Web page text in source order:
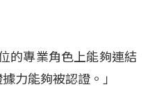
的專業角色上能夠連結
力能夠被認證。」